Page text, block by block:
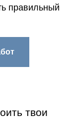
правильный
твои